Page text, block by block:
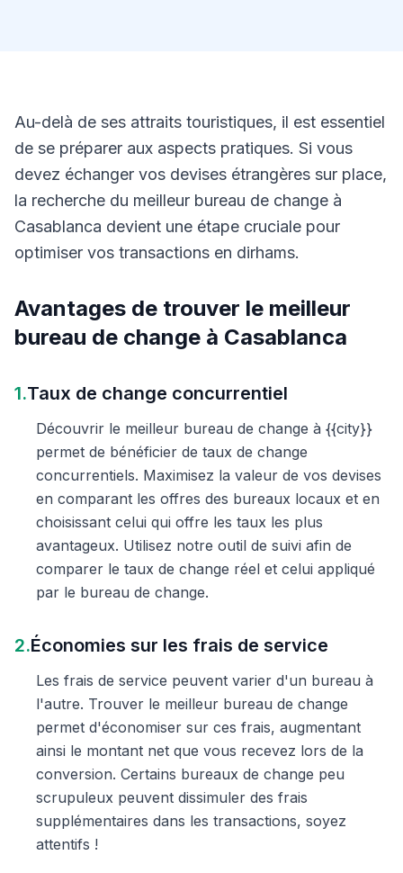
Au-delà de ses attraits touristiques, il est essentiel
de se préparer aux aspects pratiques. Si vous
devez échanger vos devises étrangères sur place,
la recherche du meilleur bureau de change à
Casablanca devient une étape cruciale pour
optimiser vos transactions en dirhams.
Avantages de trouver le meilleur
bureau de change à Casablanca
1.Taux de change concurrentiel
Découvrir le meilleur bureau de change à {{city}}
permet de bénéficier de taux de change
concurrentiels. Maximisez la valeur de vos devises
en comparant les offres des bureaux locaux et en
choisissant celui qui offre les taux les plus
avantageux. Utilisez notre outil de suivi afin de
comparer le taux de change réel et celui appliqué
par le bureau de change.
2.Économies sur les frais de service
Les frais de service peuvent varier d'un bureau à
l'autre. Trouver le meilleur bureau de change
permet d'économiser sur ces frais, augmentant
ainsi le montant net que vous recevez lors de la
conversion. Certains bureaux de change peu
scrupuleux peuvent dissimuler des frais
supplémentaires dans les transactions, soyez
attentifs !